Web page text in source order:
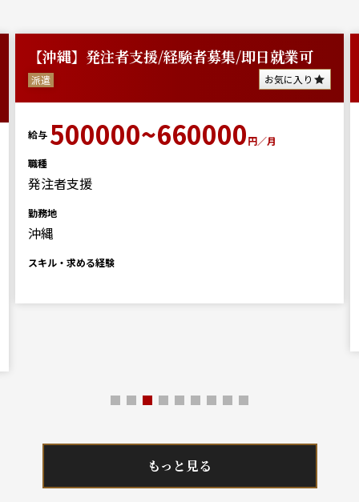
【沖縄】発注者支援/経験者募集/即日就業可
派遣 お気に入り
給与 500000~660000円／月
職種
発注者支援
勤務地
沖縄
スキル・求める経験
もっと見る